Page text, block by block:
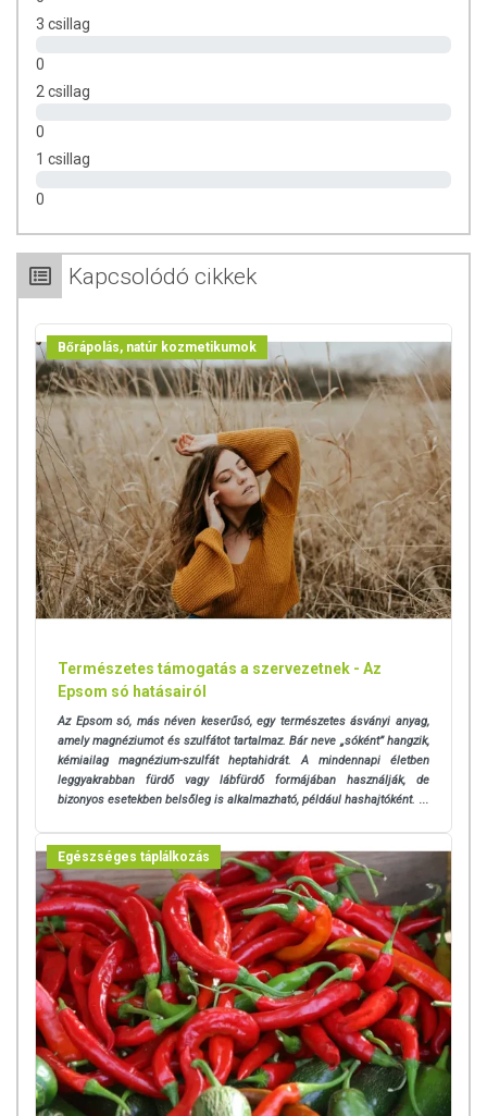
Ekcémás bőr tüneteinek enyhítésére.
Természetes bőrregenerálóként napozás, szoláriumozás,
Más olajokkal keverve is kitűnő (pl.: arckrémekbe,
mártásokhoz, levesekhez, húsokhoz és tésztaételekhez.
Marcipánok és sütemények készítéséhez is ideális.
Külsőleg és belsőleg egyaránt használható!
TOVÁBBI TUDNIVALÓK A TERMÉKRŐL:
Tárolás: Hűvös, napfénytől védett helyen, zárt kupakkal. Hűtőben
tárolva az olaj opálossá válhat, de ez nincs hatással a termék
minőségére.
Forgalmazó: Farkas Péter e. v., Pécs
Származási hely:EU
3 csillag
0
2 csillag
0
1 csillag
0
Kapcsolódó cikkek
Bőrápolás, natúr kozmetikumok
Természetes támogatás a szervezetnek - Az
Epsom só hatásairól
Az Epsom só, más néven keserűsó, egy természetes ásványi anyag,
amely magnéziumot és szulfátot tartalmaz. Bár neve „sóként” hangzik,
kémiailag magnézium-szulfát heptahidrát. A mindennapi életben
leggyakrabban fürdő vagy lábfürdő formájában használják, de
bizonyos esetekben belsőleg is alkalmazható, például hashajtóként.
Egészséges táplálkozás